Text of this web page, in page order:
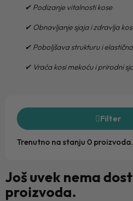
✔ Podizanje vitalnosti kose
✔ Obnavljanje sjaja i zdravlja
✔ Poboljšava strukturu i
✔ Vraća kosi mekoću i prirodni
Trenutno na stanju 0 proizvoda.
Filter
Još uvek nema
proizvoda.